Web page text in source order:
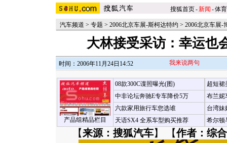
搜狐首页-新闻 -体育
汽车频道 > 专题 > 2006北京车展-斯柯达特约 > 2006北京车展-
大林接受采访：幸运也
时间：2006年11月24日14:52 我来说两句
产品组精品栏目
08款300C谍照曝光(图)
中非论坛奔驰E专车降价5万
六款家用旅行车您选谁
天语SX4 全系车型购买推荐
超短裙
布兰妮
台湾妹
希尔顿
【来源：搜狐汽车】 【作者：综